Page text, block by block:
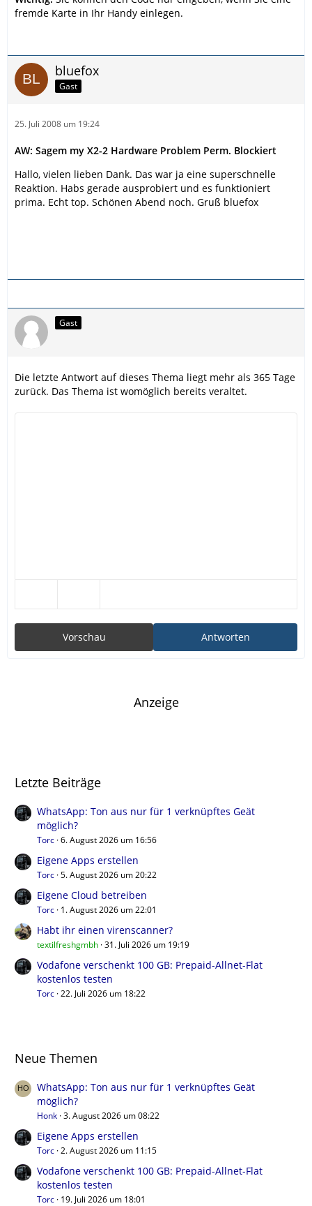
fremde Karte in Ihr Handy einlegen.
bluefox
Gast
25. Juli 2008 um 19:24
AW: Sagem my X2-2 Hardware Problem Perm. Blockiert
Hallo, vielen lieben Dank. Das war ja eine superschnelle
Reaktion. Habs gerade ausprobiert und es funktioniert
prima. Echt top. Schönen Abend noch. Gruß bluefox
Gast
Die letzte Antwort auf dieses Thema liegt mehr als 365 Tage
zurück. Das Thema ist womöglich bereits veraltet.
Antworten
Vorschau
Anzeige
Letzte Beiträge
WhatsApp: Ton aus nur für 1 verknüpftes Geät
möglich?
Torc 6. August 2026 um 16:56
Eigene Apps erstellen
Torc 5. August 2026 um 20:22
Eigene Cloud betreiben
Torc 1. August 2026 um 22:01
Habt ihr einen virenscanner?
textilfreshgmbh 31. Juli 2026 um 19:19
Vodafone verschenkt 100 GB: Prepaid-Allnet-Flat
kostenlos testen
Torc 22. Juli 2026 um 18:22
Neue Themen
WhatsApp: Ton aus nur für 1 verknüpftes Geät
möglich?
Honk 3. August 2026 um 08:22
Eigene Apps erstellen
Torc 2. August 2026 um 11:15
Vodafone verschenkt 100 GB: Prepaid-Allnet-Flat
kostenlos testen
Torc 19. Juli 2026 um 18:01